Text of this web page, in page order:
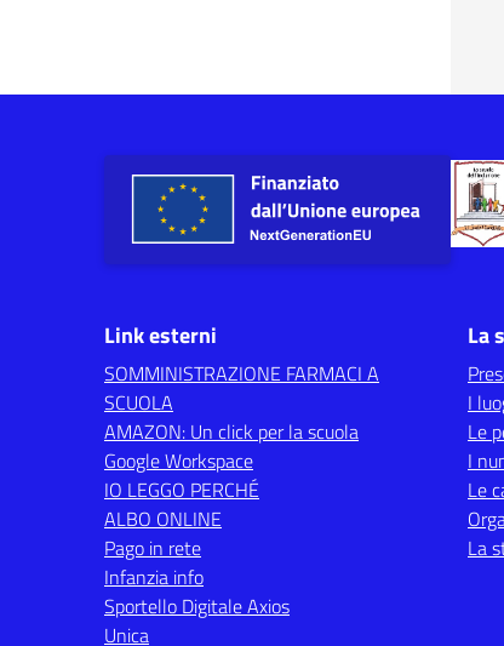
Link esterni
SOMMINISTRAZIONE FARMACI A
SCUOLA
AMAZON: Un click per la scuola
Google Workspace
IO LEGGO PERCHÉ
ALBO ONLINE
Pago in rete
Infanzia info
Sportello Digitale Axios
Unica
La
I
Le
I
Le
La